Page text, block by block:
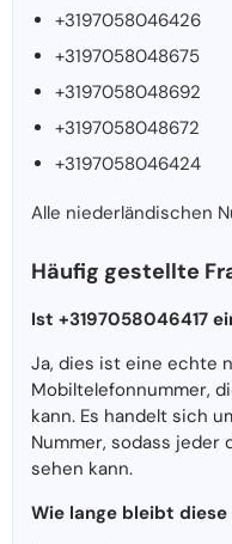
+3197058046426
+3197058048675
+3197058048692
+3197058048672
+3197058046424
Alle niederländischen
Häufig gestellte
Ist +3197058046417
Ja, dies ist eine echte
Mobiltelefonnummer,
kann. Es handelt sich
Nummer, sodass jeder
sehen kann.
Wie lange bleibt